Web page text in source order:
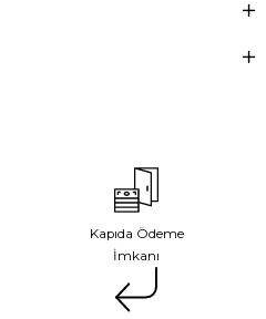
Kapıda Ödeme
İmkanı